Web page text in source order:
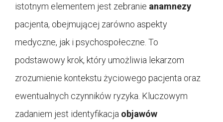
istotnym elementem jest zebranie anamnezy
pacjenta, obejmującej zarówno aspekty
medyczne, jak i psychospołeczne. To
podstawowy krok, który umożliwia lekarzom
zrozumienie kontekstu życiowego pacjenta oraz
ewentualnych czynników ryzyka. Kluczowym
zadaniem jest identyfikacja objawów